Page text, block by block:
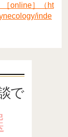
［online］（ht
inde
で